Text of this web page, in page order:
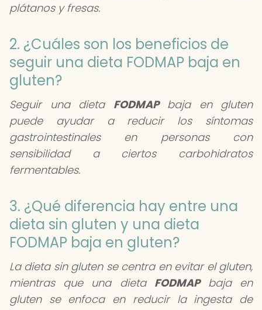
plátanos y fresas.
2. ¿Cuáles son los beneficios de
seguir una dieta FODMAP baja en
gluten?
Seguir una dieta FODMAPbaja en gluten
puede ayudar a reducir los síntomas
gastrointestinales en personas con
sensibilidad a ciertos carbohidratos
fermentables.
3. ¿Qué diferencia hay entre una
dieta sin gluten y una dieta
FODMAP baja en gluten?
La dieta sin gluten se centra en evitar el gluten,
mientras que una dieta FODMAPbaja en
gluten se enfoca en reducir la ingesta de